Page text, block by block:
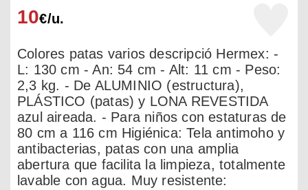
10€/u.
Colores patas varios descripció Hermex: -
L: 130 cm - An: 54 cm - Alt: 11 cm - Peso:
2,3 kg. - De ALUMINIO (estructura),
PLÁSTICO (patas) y LONA REVESTIDA
azul aireada. - Para niños con estaturas de
80 cm a 116 cm Higiénica: Tela antimoho y
antibacterias, patas con una amplia
abertura que facilita la limpieza, totalmente
lavable con agua. Muy resistente: